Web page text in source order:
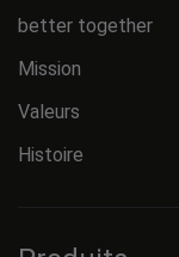
better together
Mission
Valeurs
Histoire